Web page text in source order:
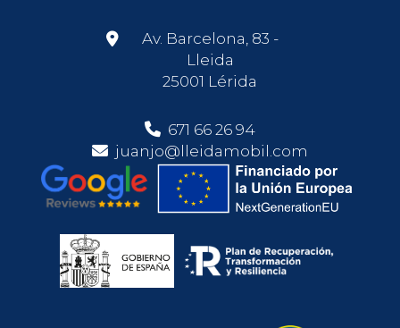
Av. Barcelona, 83 -
Lleida
25001 Lérida
671 66 26 94
juanjo@lleidamobil.com